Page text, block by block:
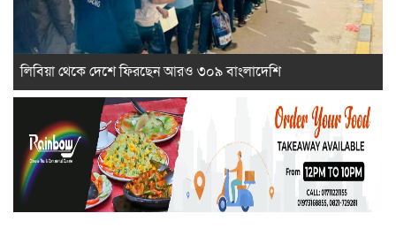
লিবিয়া থেকে দেশে ফিরছেন আরও ৩০৯ বাংলাদেশি